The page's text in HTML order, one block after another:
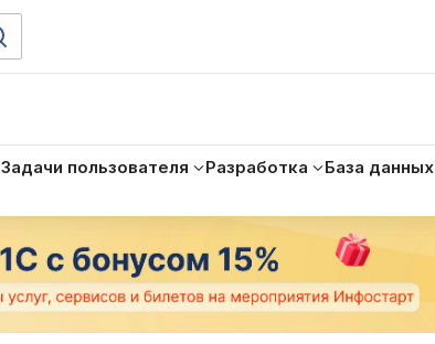
Задачи пользователя Разработка База данных